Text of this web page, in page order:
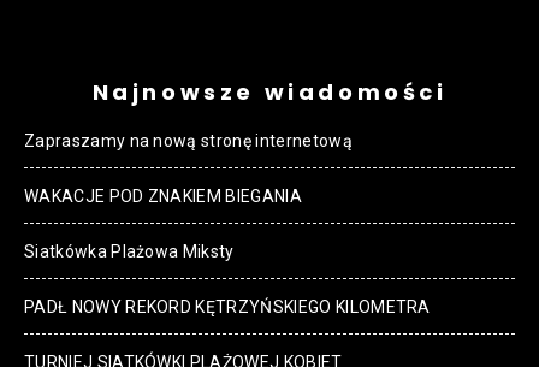
Najnowsze wiadomości
Zapraszamy na nową stronę internetową
WAKACJE POD ZNAKIEM BIEGANIA
Siatkówka Plażowa Miksty
PADŁ NOWY REKORD KĘTRZYŃSKIEGO KILOMETRA
TURNIEJ SIATKÓWKI PLAŻOWEJ KOBIET